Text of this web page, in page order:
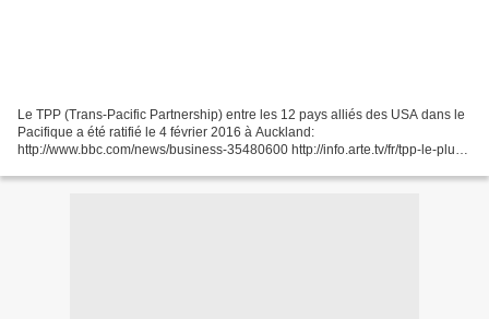
Le TPP (Trans-Pacific Partnership) entre les 12 pays alliés des USA dans le
Pacifique a été ratifié le 4 février 2016 à Auckland:
http://www.bbc.com/news/business-35480600 http://info.arte.tv/fr/tpp-le-plus-